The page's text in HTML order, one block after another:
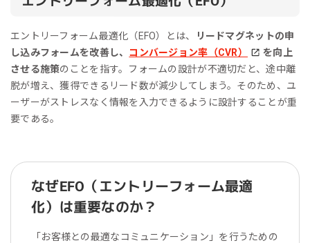
エントリーフォーム最適化（EFO）とは、
リードマグネットの申
し込みフォームを改善し、 コンバージョン率（CVR）
を向上
させる施策のことを指す。フォームの設計が不適切だと、途中離
脱が増え、獲得できるリード数が減少してしまう。そのため、ユ
ーザーがストレスなく情報を入力できるように設計することが重
要である。
なぜEFO（エントリーフォーム最適
化）は重要なのか？
「お客様との最適なコミュニケーション」を行うための